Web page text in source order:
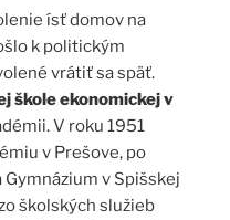
ísť domov na
k politickým
vrátiť sa späť.
škole ekonomickej v
V roku 1951
v Prešove, po
v Spišskej
školských služieb